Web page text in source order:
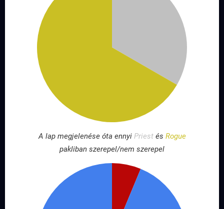
A lap megjelenése óta ennyi Priestés Rogue
pakliban szerepel/nem szerepel